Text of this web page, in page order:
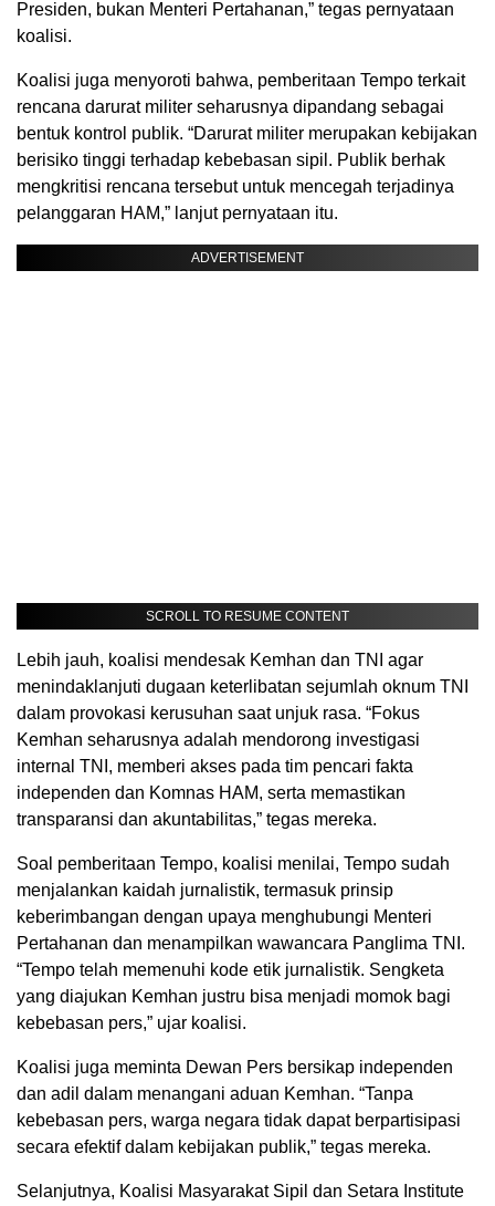
Presiden, bukan Menteri Pertahanan,” tegas pernyataan
koalisi.
Koalisi juga menyoroti bahwa, pemberitaan Tempo terkait
rencana darurat militer seharusnya dipandang sebagai
bentuk kontrol publik. “Darurat militer merupakan kebijakan
berisiko tinggi terhadap kebebasan sipil. Publik berhak
mengkritisi rencana tersebut untuk mencegah terjadinya
pelanggaran HAM,” lanjut pernyataan itu.
ADVERTISEMENT
SCROLL TO RESUME CONTENT
Lebih jauh, koalisi mendesak Kemhan dan TNI agar
menindaklanjuti dugaan keterlibatan sejumlah oknum TNI
dalam provokasi kerusuhan saat unjuk rasa. “Fokus
Kemhan seharusnya adalah mendorong investigasi
internal TNI, memberi akses pada tim pencari fakta
independen dan Komnas HAM, serta memastikan
transparansi dan akuntabilitas,” tegas mereka.
Soal pemberitaan Tempo, koalisi menilai, Tempo sudah
menjalankan kaidah jurnalistik, termasuk prinsip
keberimbangan dengan upaya menghubungi Menteri
Pertahanan dan menampilkan wawancara Panglima TNI.
“Tempo telah memenuhi kode etik jurnalistik. Sengketa
yang diajukan Kemhan justru bisa menjadi momok bagi
kebebasan pers,” ujar koalisi.
Koalisi juga meminta Dewan Pers bersikap independen
dan adil dalam menangani aduan Kemhan. “Tanpa
kebebasan pers, warga negara tidak dapat berpartisipasi
secara efektif dalam kebijakan publik,” tegas mereka.
Selanjutnya, Koalisi Masyarakat Sipil dan Setara Institute